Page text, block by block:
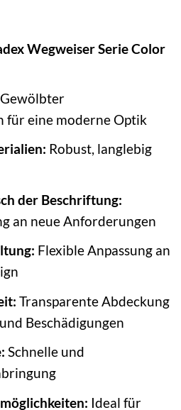
Wegweiser Serie Color
Gewölbter
für eine moderne Optik
Robust, langlebig
der Beschriftung:
an neue Anforderungen
Flexible Anpassung an
Transparente Abdeckung
Beschädigungen
Schnelle und
Ideal für